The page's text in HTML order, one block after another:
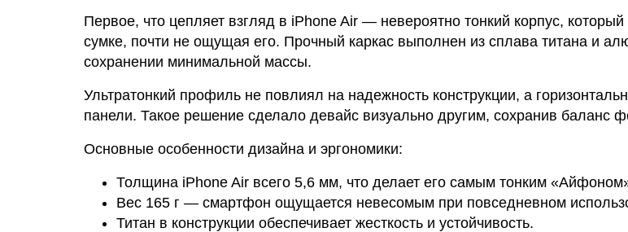
Первое, что цепляет взгляд в iPhone Air — невероятно тонкий корпус,
сумке, почти не ощущая его. Прочный каркас выполнен из сплава титана и
сохранении минимальной массы.
Ультратонкий профиль не повлиял на надежность конструкции, а
панели. Такое решение сделало девайс визуально другим, сохранив баланс
Основные особенности дизайна и эргономики:
Толщина iPhone Air всего 5,6 мм, что делает его самым тонким
Вес 165 г — смартфон ощущается невесомым при повседневном
Титан в конструкции обеспечивает жесткость и устойчивость.